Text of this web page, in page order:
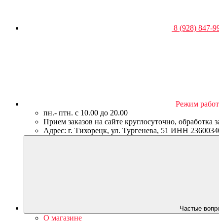
8 (928) 847-
Режим
пн.- птн. c 10.00 до 20.00
Прием заказов на сайте круглосуточно, обработка
Адрес: г. Тихорецк, ул. Тургенева, 51 ИНН
Частые
О магазине